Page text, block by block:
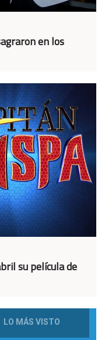
en los
su película de
LO MÁS VISTO